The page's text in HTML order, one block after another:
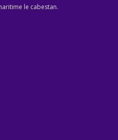
le cabestan.